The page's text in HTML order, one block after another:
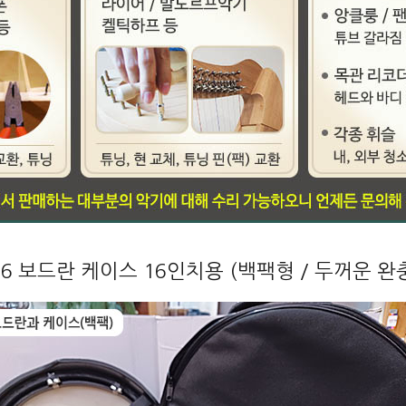
보드란 케이스 16인치용 (백팩형 / 두꺼운 완